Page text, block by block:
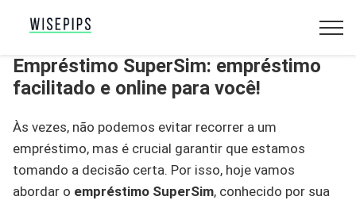
Empréstimo SuperSim: empréstimo
facilitado e online para você!
Às vezes, não podemos evitar recorrer a um
empréstimo, mas é crucial garantir que estamos
tomando a decisão certa. Por isso, hoje vamos
abordar o empréstimo SuperSim, conhecido por sua